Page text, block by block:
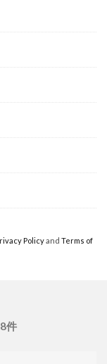
Policy and Terms of
件